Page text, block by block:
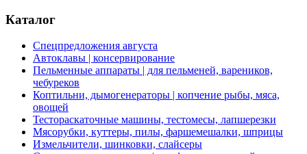
Каталог
Спецпредложения августа
Автоклавы | консервирование
Пельменные аппараты | для пельменей, вареников,
чебуреков
Коптильни, дымогенераторы | копчение рыбы, мяса,
овощей
Тестораскаточные машины, тестомесы, лапшерезки
Мясорубки, куттеры, пилы, фаршемешалки, шприцы
Измельчители, шинковки, слайсеры